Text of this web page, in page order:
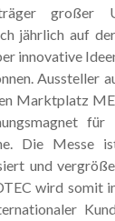
großer
jährlich auf
innovative
Aussteller
Marktplatz
Die Messe
und
wird somit